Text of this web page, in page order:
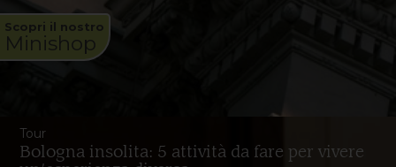
Scopri il nostro
Minishop
Tour
Bologna insolita: 5 attività da fare per vivere